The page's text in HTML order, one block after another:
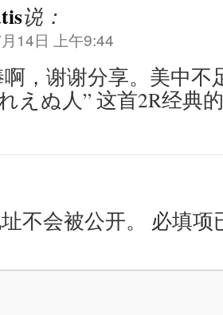
说：
14日 上午9:44
，谢谢分享。美中不
えぬ人” 这首2R经
不会被公开。 必填项